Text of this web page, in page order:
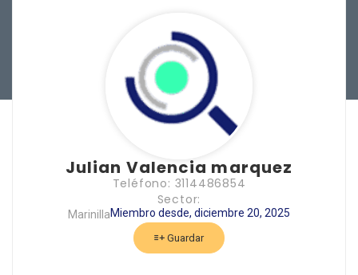
Julian Valencia marquez
Teléfono: 3114486854
Sector:
MarinillaMiembro desde, diciembre 20, 2025
Guardar